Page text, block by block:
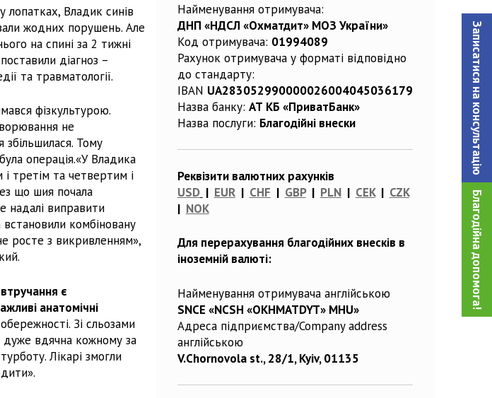
Записатися на консультацiю
Благодійна допомога!
Владик синів
жодних порушень. Але
на спині за 2 тижні
діагноз –
та травматології.
фізкультурою.
не
Тому
операція.«У Владика
третім та четвертим і
що шия почала
надалі виправити
комбіновану
росте з викривленням»,
є
анатомічні
Зі сльозами
дуже вдячна кожному за
Лікарі змогли
Найменування отримувача:
ДНП «НДСЛ «Охматдит» МОЗ України»
Код отримувача: 01994089
Рахунок отримувача у форматі відповідно
до стандарту:
IBAN UA283052990000026004045036179
Назва банку: АТ КБ «ПриватБанк»
Назва послуги: Благодійні внески
Реквізити валютних рахунків
USD | EUR| CHF | GBP| PLN| CEK| CZK
| NOK
Для перерахування благодійних внесків в
іноземній валюті:
Найменування отримувача англійською
SNCE «NCSH «OKHMATDYT» MHU»
Адреса підприємства/Company address
англійською
V.Chornovola st., 28/1, Kyiv, 01135